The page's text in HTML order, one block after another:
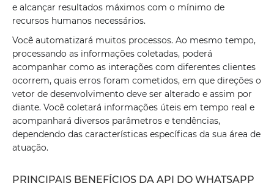
e alcançar resultados máximos com o mínimo de
recursos humanos necessários.
Você automatizará muitos processos. Ao mesmo tempo,
processando as informações coletadas, poderá
acompanhar como as interações com diferentes clientes
ocorrem, quais erros foram cometidos, em que direções o
vetor de desenvolvimento deve ser alterado e assim por
diante. Você coletará informações úteis em tempo real e
acompanhará diversos parâmetros e tendências,
dependendo das características específicas da sua área de
atuação.
PRINCIPAIS BENEFÍCIOS DA API DO WHATSAPP